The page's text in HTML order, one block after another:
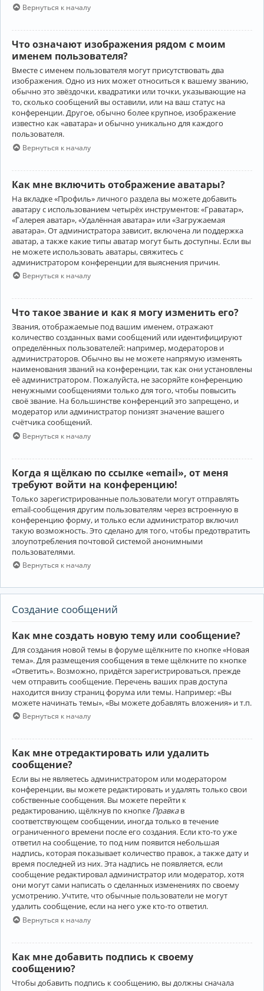
Вернуться к началу
Что означают изображения рядом с моим
именем пользователя?
Вместе с именем пользователя могут присутствовать два
изображения. Одно из них может относиться к вашему званию,
обычно это звёздочки, квадратики или точки, указывающие на
то, сколько сообщений вы оставили, или на ваш статус на
конференции. Другое, обычно более крупное, изображение
известно как «аватара» и обычно уникально для каждого
пользователя.
Вернуться к началу
Как мне включить отображение аватары?
На вкладке «Профиль» личного раздела вы можете добавить
аватару с использованием четырёх инструментов: «Граватар»,
«Галерея аватар», «Удалённая аватара» или «Загружаемая
аватара». От администратора зависит, включена ли поддержка
аватар, а также какие типы аватар могут быть доступны. Если вы
не можете использовать аватары, свяжитесь с
администратором конференции для выяснения причин.
Вернуться к началу
Что такое звание и как я могу изменить его?
Звания, отображаемые под вашим именем, отражают
количество созданных вами сообщений или идентифицируют
определённых пользователей: например, модераторов и
администраторов. Обычно вы не можете напрямую изменять
наименования званий на конференции, так как они установлены
её администратором. Пожалуйста, не засоряйте конференцию
ненужными сообщениями только для того, чтобы повысить
своё звание. На большинстве конференций это запрещено, и
модератор или администратор понизят значение вашего
счётчика сообщений.
Вернуться к началу
Когда я щёлкаю по ссылке «email», от меня
требуют войти на конференцию!
Только зарегистрированные пользователи могут отправлять
email-сообщения другим пользователям через встроенную в
конференцию форму, и только если администратор включил
такую возможность. Это сделано для того, чтобы предотвратить
злоупотребления почтовой системой анонимными
пользователями.
Вернуться к началу
Создание сообщений
Как мне создать новую тему или сообщение?
Для создания новой темы в форуме щёлкните по кнопке «Новая
тема». Для размещения сообщения в теме щёлкните по кнопке
«Ответить». Возможно, придётся зарегистрироваться, прежде
чем отправить сообщение. Перечень ваших прав доступа
находится внизу страниц форума или темы. Например: «Вы
можете начинать темы», «Вы можете добавлять вложения» и т.п.
Вернуться к началу
Как мне отредактировать или удалить
сообщение?
Если вы не являетесь администратором или модератором
конференции, вы можете редактировать и удалять только свои
собственные сообщения. Вы можете перейти к
редактированию, щёлкнув по кнопке Правкав
соответствующем сообщении, иногда только в течение
ограниченного времени после его создания. Если кто-то уже
ответил на сообщение, то под ним появится небольшая
надпись, которая показывает количество правок, а также дату и
время последней из них. Эта надпись не появляется, если
сообщение редактировал администратор или модератор, хотя
они могут сами написать о сделанных изменениях по своему
усмотрению. Учтите, что обычные пользователи не могут
удалить сообщение, если на него уже кто-то ответил.
Вернуться к началу
Как мне добавить подпись к своему
сообщению?
Чтобы добавить подпись к сообщению, вы должны сначала